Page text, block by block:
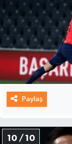
Paylaş
10 / 10